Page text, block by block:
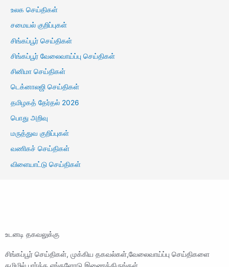
உலக செய்திகள்
சமையல் குறிப்புகள்
சிங்கப்பூர் செய்திகள்
சிங்கப்பூர் வேலைவாய்ப்பு செய்திகள்
சினிமா செய்திகள்
டெக்னாலஜி செய்திகள்
தமிழகத் தேர்தல் 2026
பொது அறிவு
மருத்துவ குறிப்புகள்
வணிகச் செய்திகள்
விளையாட்டு செய்திகள்
உடனடி தகவலுக்கு
சிங்கப்பூர் செய்திகள், முக்கிய தகவல்கள்,வேலைவாய்ப்பு செய்திகளை